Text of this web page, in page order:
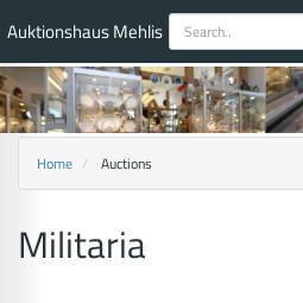
Auktionshaus Mehlis
Home Auctions
Militaria